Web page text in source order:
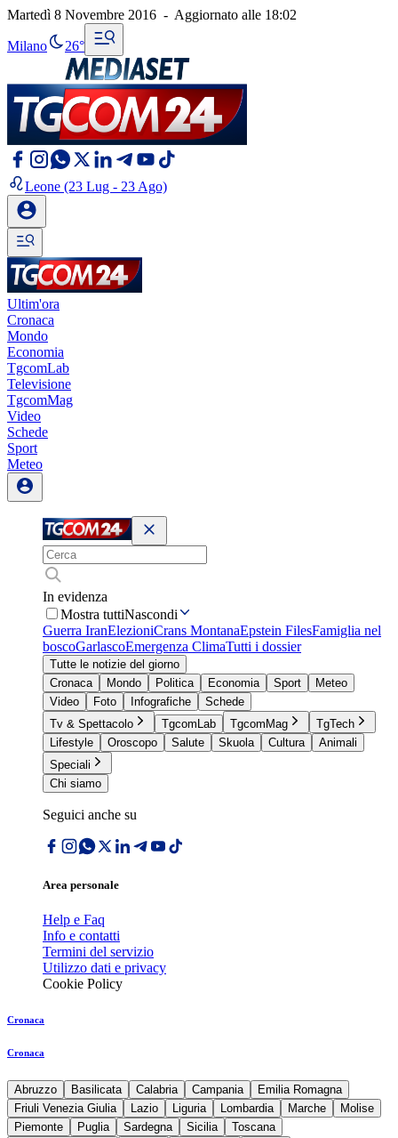
Martedì 8 Novembre 2016 - Aggiornato alle 18:02
Milano 26°
Leone (23 Lug - 23 Ago)
Ultim'ora
Cronaca
Mondo
Economia
TgcomLab
Televisione
TgcomMag
Video
Schede
Sport
Meteo
In evidenza
Mostra tuttiNascondi
Guerra IranElezioniCrans MontanaEpstein FilesFamiglia nel
boscoGarlascoEmergenza ClimaTutti i dossier
Tutte le notizie del giorno
Cronaca
Mondo Politica Economia Sport
Meteo
Video
Foto Infografiche
Schede
Tv & Spettacolo
TgcomLab TgcomMag
TgTech
Lifestyle
Oroscopo Salute Skuola Cultura
Animali
Speciali
Chi siamo
Seguici anche su
Area personale
Help e Faq
Info e contatti
Termini del servizio
Utilizzo dati e privacy
Cookie Policy
Cronaca
Cronaca
Abruzzo Basilicata Calabria Campania
Emilia Romagna
Friuli Venezia Giulia
Lazio Liguria Lombardia Marche
Molise
Piemonte
Puglia Sardegna Sicilia
Toscana